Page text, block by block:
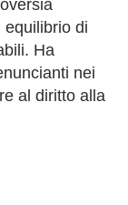
equilibrio di
Ha
nei
al diritto alla